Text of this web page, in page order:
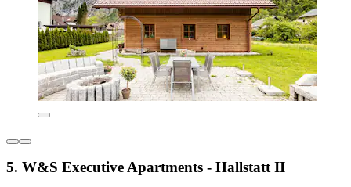
5. W&S Executive Apartments - Hallstatt II